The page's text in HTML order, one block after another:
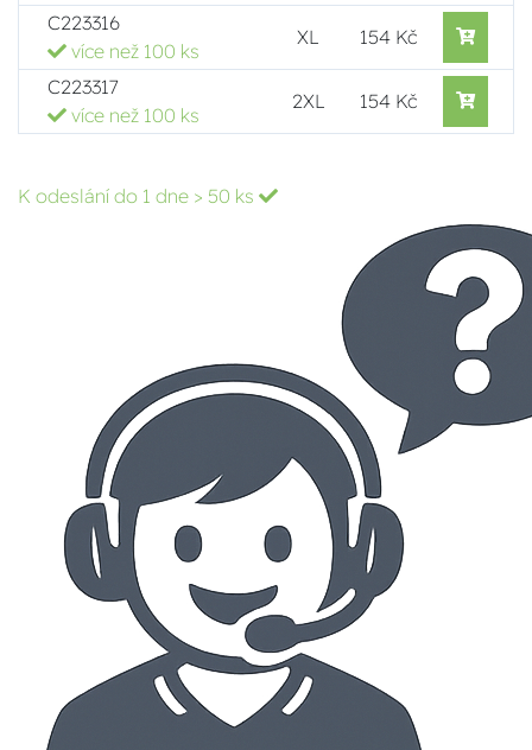
C223316
více než 100 ks
XL 154 Kč
C223317
více než 100 ks
2XL 154 Kč
K odeslání do 1 dne > 50 ks